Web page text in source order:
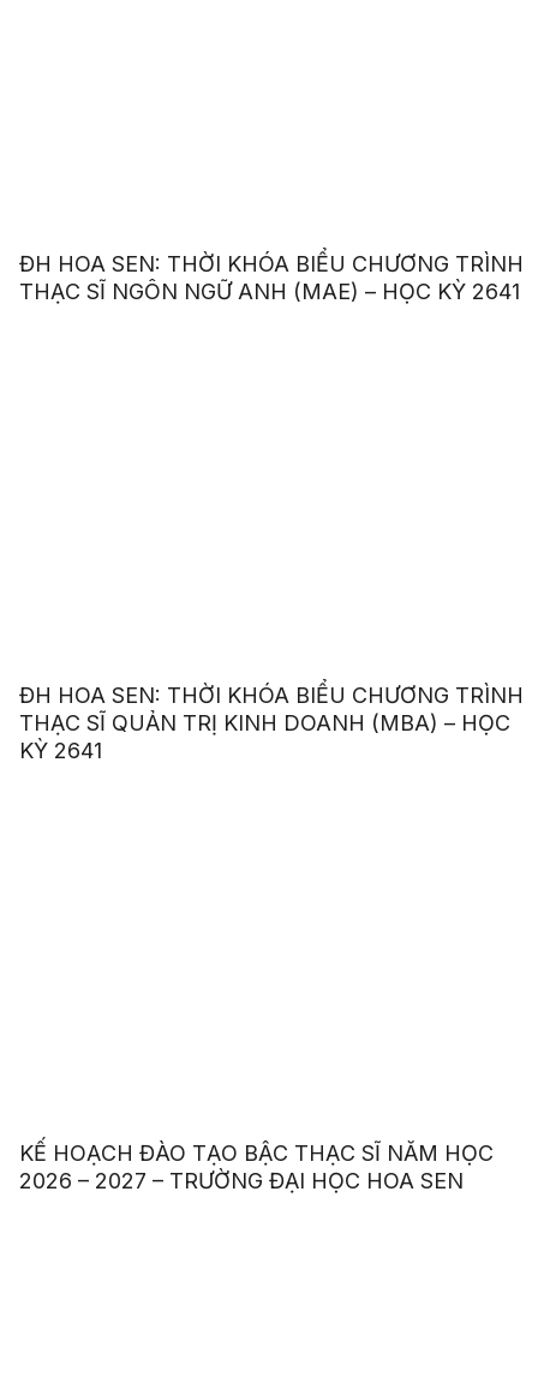
ĐH HOA SEN: THỜI KHÓA BIỂU CHƯƠNG TRÌNH
THẠC SĨ NGÔN NGỮ ANH (MAE) – HỌC KỲ 2641
ĐH HOA SEN: THỜI KHÓA BIỂU CHƯƠNG TRÌNH
THẠC SĨ QUẢN TRỊ KINH DOANH (MBA) – HỌC
KỲ 2641
KẾ HOẠCH ĐÀO TẠO BẬC THẠC SĨ NĂM HỌC
2026 – 2027 – TRƯỜNG ĐẠI HỌC HOA SEN